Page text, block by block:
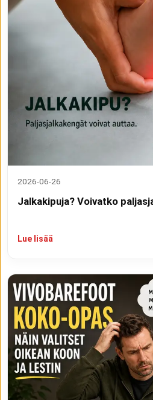
2026-06-26
Jalkakipuja? Voivatko
Lue lisää